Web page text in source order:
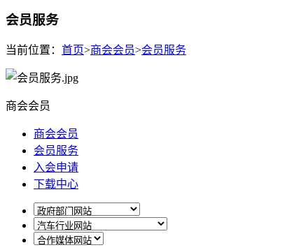
会员服务
当前位置： 首页>商会会员>会员服务
商会会员
商会会员
会员服务
入会申请
下载中心